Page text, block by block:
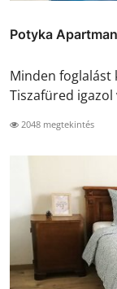
Potyka
Minden foglalást
Tiszafüred igazol
2048 megtekintés